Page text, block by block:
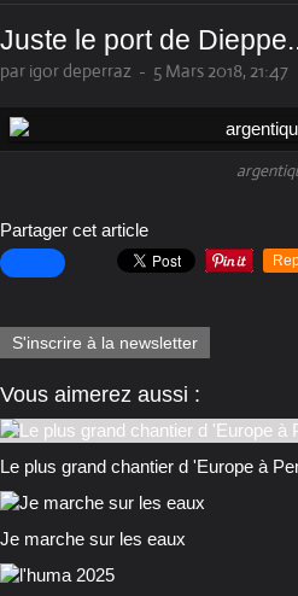
Juste le port de
par igor deperraz - 5 Mars 2018, 21:47
Partager cet article
S'inscrire à la newsletter
Vous aimerez aussi :
Le plus grand chantier d 'Europe à
Je marche sur les eaux